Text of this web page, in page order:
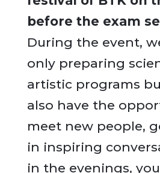
before the exam
During the event,
only preparing
artistic programs
also have the
meet new people,
in inspiring
in the evenings,